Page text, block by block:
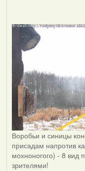
Воробьи и синицы
присадам напротив
мохноногого) - 8 вид
зрителями!